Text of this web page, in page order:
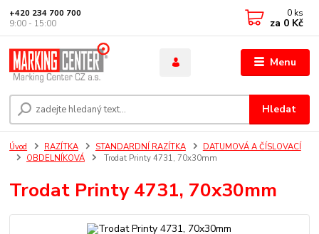
Menu
Hledat
+420 234 700 700
9:00 - 15:00
0 ks
za 0 Kč
Úvod RAZÍTKA STANDARDNÍ RAZÍTKA
DATUMOVÁ A ČÍSLOVACÍ
OBDELNÍKOVÁ
Trodat Printy 4731, 70x30mm
Trodat Printy 4731, 70x30mm